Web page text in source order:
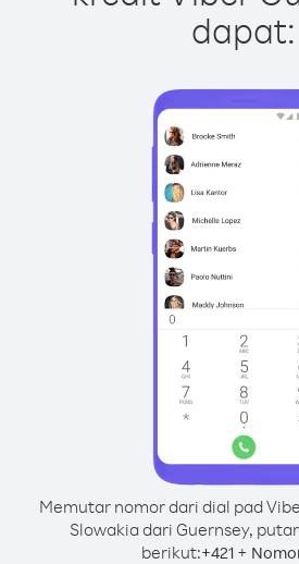
dapat:
Memutar nomor dari dial pad
Slowakia dari Guernsey,
berikut:+421+